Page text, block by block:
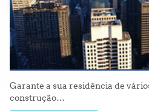
Garante a sua residência de
construção…